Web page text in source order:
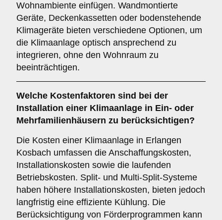
Wohnambiente einfügen. Wandmontierte
Geräte, Deckenkassetten oder bodenstehende
Klimageräte bieten verschiedene Optionen, um
die Klimaanlage optisch ansprechend zu
integrieren, ohne den Wohnraum zu
beeinträchtigen.
Welche Kostenfaktoren sind bei der
Installation einer Klimaanlage in Ein- oder
Mehrfamilienhäusern zu berücksichtigen?
Die Kosten einer Klimaanlage in Erlangen
Kosbach umfassen die Anschaffungskosten,
Installationskosten sowie die laufenden
Betriebskosten. Split- und Multi-Split-Systeme
haben höhere Installationskosten, bieten jedoch
langfristig eine effiziente Kühlung. Die
Berücksichtigung von Förderprogrammen kann